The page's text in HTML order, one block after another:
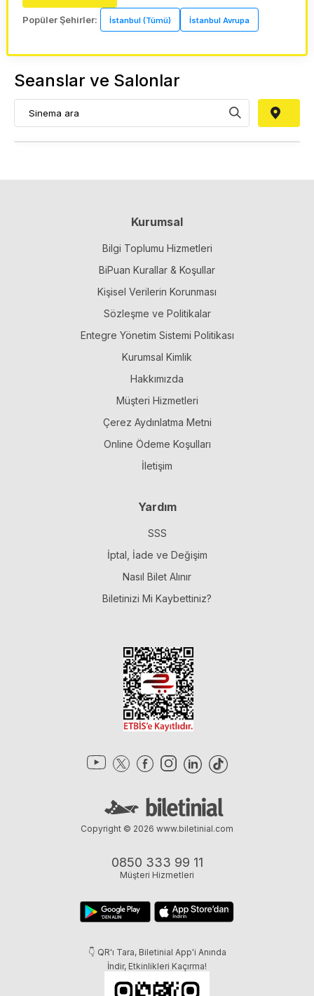
Popüler Şehirler: İstanbul (Tümü) İstanbul Avrupa
Seanslar ve Salonlar
Kurumsal
Bilgi Toplumu Hizmetleri
BiPuan Kurallar & Koşullar
Kişisel Verilerin Korunması
Sözleşme ve Politikalar
Entegre Yönetim Sistemi Politikası
Kurumsal Kimlik
Hakkımızda
Müşteri Hizmetleri
Çerez Aydınlatma Metni
Online Ödeme Koşulları
İletişim
Yardım
SSS
İptal, İade ve Değişim
Nasıl Bilet Alınır
Biletinizi Mi Kaybettiniz?
0850 333 99 11
Müşteri Hizmetleri
👇 QR'ı Tara, Biletinial App'i Anında
İndir, Etkinlikleri Kaçırma!
Copyright © 2026 www.biletinial.com